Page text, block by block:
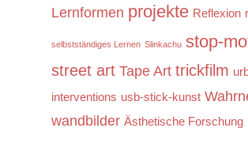
Lernformen projekte Reflexion
selbstständiges Lernen Slinkachu stop-
street art Tape Art trickfilm
interventions usb-stick-kunst
wandbilder Ästhetische Forschung